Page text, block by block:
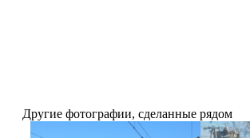
Другие фотографии, сделанные рядом